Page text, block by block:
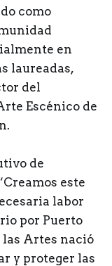
como
en
laureadas,
del
Escénico de
de
este
labor
por Puerto
las Artes nació
y proteger las